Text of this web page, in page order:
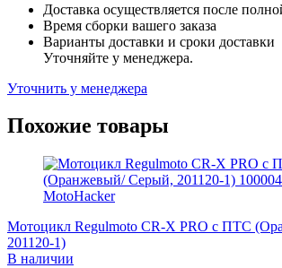
Доставка осуществляется после
Время сборки вашего заказа
Варианты доставки и сроки доставки
Уточняйте у менеджера.
Уточнить у менеджера
Похожие товары
Мотоцикл Regulmoto CR-X PRO с ПТС
201120-1)
В наличии